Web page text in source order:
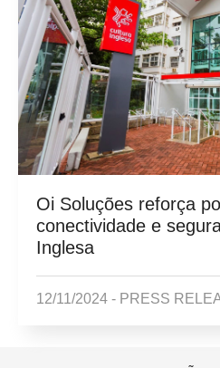
Oi Soluções reforça
conectividade e
Inglesa
12/11/2024 - PRESS